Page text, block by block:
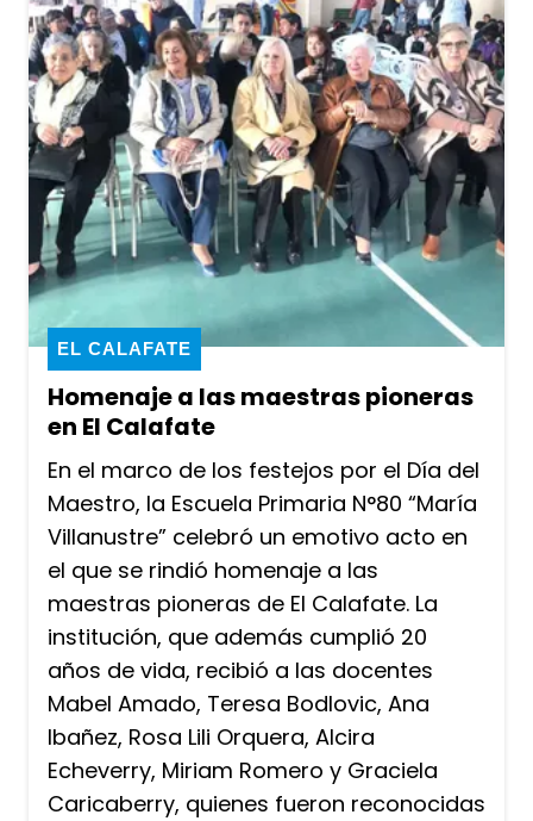
Homenaje a las maestras pioneras
en El Calafate
EL CALAFATE
En el marco de los festejos por el Día del
Maestro, la Escuela Primaria N°80 “María
Villanustre” celebró un emotivo acto en
el que se rindió homenaje a las
maestras pioneras de El Calafate. La
institución, que además cumplió 20
años de vida, recibió a las docentes
Mabel Amado, Teresa Bodlovic, Ana
Ibañez, Rosa Lili Orquera, Alcira
Echeverry, Miriam Romero y Graciela
Caricaberry, quienes fueron reconocidas